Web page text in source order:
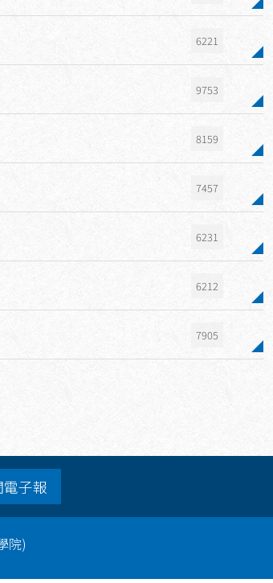
6221
9753
8159
7457
6231
6212
7905
電子報
院)